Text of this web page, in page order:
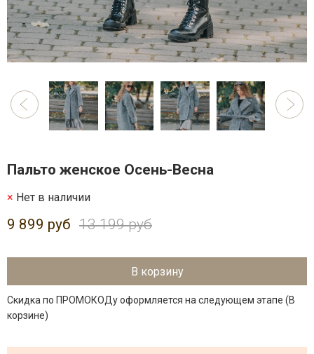
Пальто женское Осень-Весна
Нет в наличии
9 899 руб 13 199 руб
В корзину
Скидка по ПРОМОКОДу оформляется на следующем этапе (В
корзине)